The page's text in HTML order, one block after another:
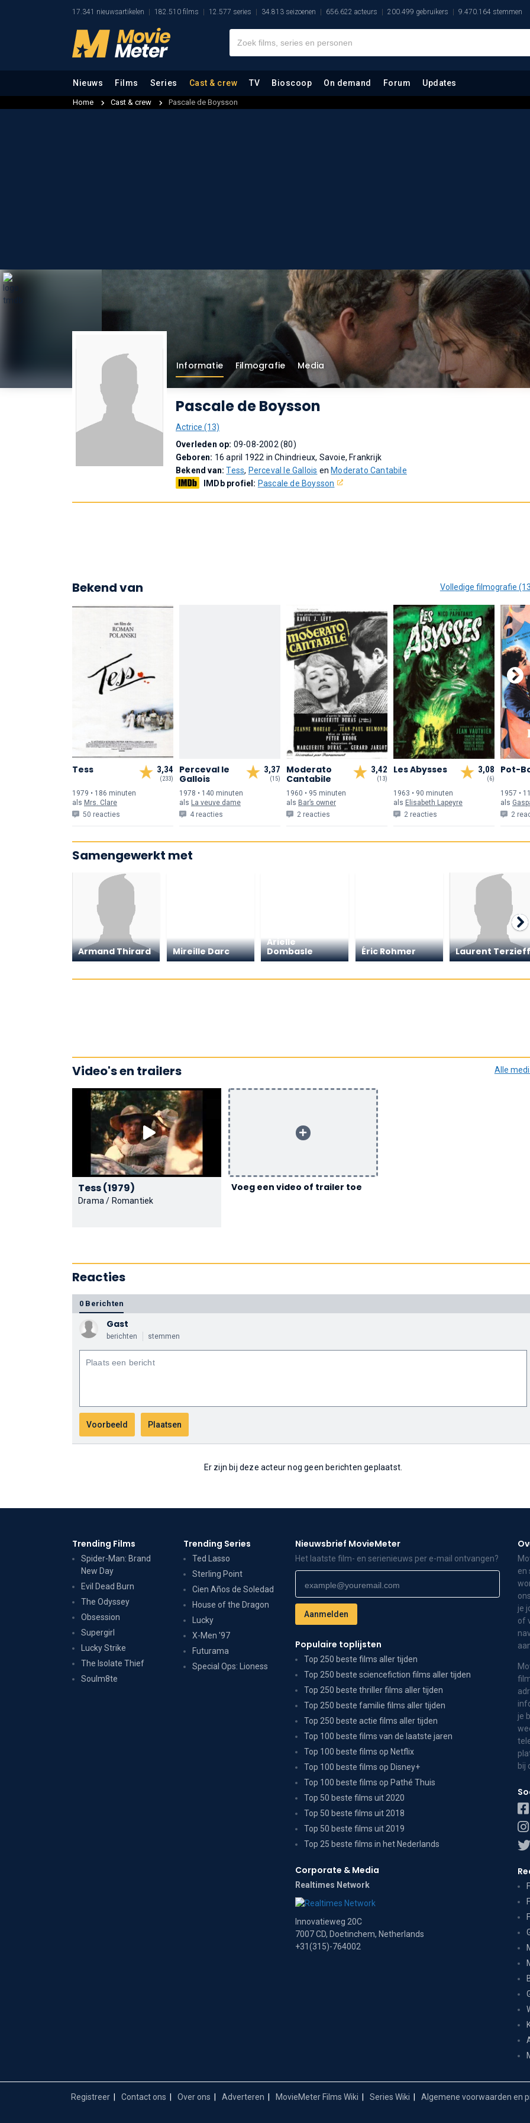
17.341 nieuwsartikelen 182.510 films 12.577 series 34.813 seizoenen 656.622 acteurs 200.499 gebruikers 9.470.164 stemmen
Nieuws Films Series Cast & crew TV Bioscoop On demand Forum Updates
Home Cast & crew Pascale de Boysson
Informatie Filmografie Media
Pascale de Boysson
Actrice (13)
Overleden op: 09-08-2002 (80)
Geboren: 16 april 1922 in Chindrieux, Savoie, Frankrijk
Bekend van:Tess, Perceval le Gallois en Moderato Cantabile
IMDb profiel: Pascale de Boysson
Bekend van Volledige filmografie
3,34
(233)
Tess
1979 • 186 minuten
als Mrs. Clare
50 reacties
3,37
(15)
Perceval le
Gallois
1978 • 140 minuten
als La veuve dame
4 reacties
3,42
(13)
Moderato
Cantabile
1960 • 95 minuten
als Bar’s owner
2 reacties
3,08
(6)
Les Abysses
1963 • 90 minuten
als Elisabeth Lapeyre
2 reacties
Pot-
1957 •
als
2
Samengewerkt met
Armand Thirard Mireille Darc
Arielle
Dombasle
Éric Rohmer Laurent
Video's en trailers Alle
Tess (1979)
Drama / Romantiek
Voeg een video of trailer toe
Reacties
0 Berichten
Gast
berichten stemmen
Er zijn bij deze acteur nog geen berichten geplaatst.
Trending Films
Spider-Man: Brand
New Day
Evil Dead Burn
The Odyssey
Obsession
Supergirl
Lucky Strike
The Isolate Thief
Soulm8te
Trending Series
Ted Lasso
Sterling Point
Cien Años de Soledad
House of the Dragon
Lucky
X-Men '97
Futurama
Special Ops: Lioness
Nieuwsbrief MovieMeter
Het laatste film- en serienieuws per e-mail ontvangen?
Populaire toplijsten
Top 250 beste films aller tijden
Top 250 beste sciencefiction films aller tijden
Top 250 beste thriller films aller tijden
Top 250 beste familie films aller tijden
Top 250 beste actie films aller tijden
Top 100 beste films van de laatste jaren
Top 100 beste films op Netflix
Top 100 beste films op Disney+
Top 100 beste films op Pathé Thuis
Top 50 beste films uit 2020
Top 50 beste films uit 2018
Top 50 beste films uit 2019
Top 25 beste films in het Nederlands
Corporate & Media
Realtimes Network
Innovatieweg 20C
7007 CD, Doetinchem, Netherlands
+31(315)-764002
en
je
of
je
bij
Registreer Contact ons Over ons Adverteren MovieMeter Films Wiki Series Wiki Algemene voorwaarden en